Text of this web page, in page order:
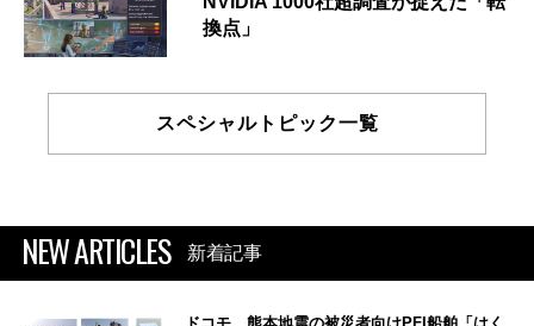
換点」
スペシャルトピック一覧
NEW ARTICLES 新着記事